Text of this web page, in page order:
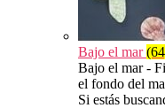
Bajo el mar
Bajo el mar -
el fondo del
Si estás